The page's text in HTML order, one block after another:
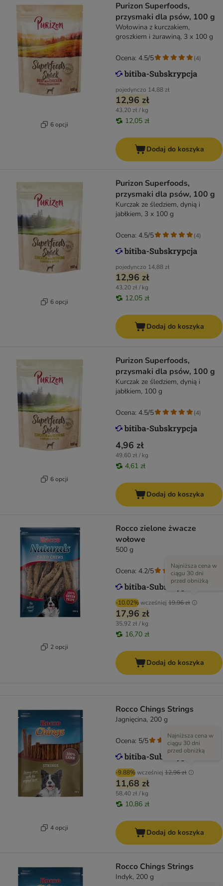
6 opcji
Purizon Superfoods,
przysmaki dla psów, 100 g
Wołowina z kurczakiem,
groszkiem i żurawiną, 3 x 100 g
pojedynczo 14,88 zł
12,96 zł
43,20 zł / kg
12,05 zł
Ocena: 4.5/5 (4)
Dodaj do koszyka
6 opcji
Purizon Superfoods,
przysmaki dla psów, 100 g
Kurczak ze śledziem, dynią i
jabłkiem, 3 x 100 g
pojedynczo 14,88 zł
12,96 zł
43,20 zł / kg
12,05 zł
Ocena: 4.5/5 (4)
Dodaj do koszyka
6 opcji
Purizon Superfoods,
przysmaki dla psów, 100 g
Kurczak ze śledziem, dynią i
jabłkiem, 100 g
4,96 zł
49,60 zł / kg
4,61 zł
Ocena: 4.5/5 (4)
Dodaj do koszyka
2 opcji
Rocco zielone żwacze
wołowe
500 g
-10.02%wcześniej 19,96 zł
Najniższa cena w
ciągu 30 dni
przed obniżką
17,96 zł
35,92 zł / kg
16,70 zł
Ocena: 4.2/5 86)
Dodaj do koszyka
4 opcji
Rocco Chings Strings
Jagnięcina, 200 g
-9.88%wcześniej 12,96 zł
Najniższa cena w
ciągu 30 dni
przed obniżką
11,68 zł
58,40 zł / kg
10,86 zł
Ocena: 5/5 ( 2)
Dodaj do koszyka
Rocco Chings Strings
Indyk, 200 g